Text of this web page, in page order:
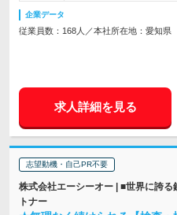
企業データ
従業員数：168人／本社所在地：愛知県
求人詳細を見る
志望動機・自己PR不要
株式会社エーシーオー | ■世界に誇
トナー